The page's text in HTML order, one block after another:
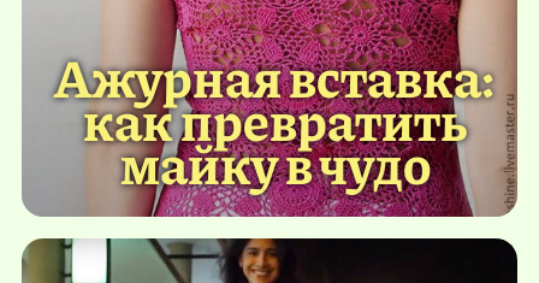
Ажурная вставка:
как превратить
майку в чудо